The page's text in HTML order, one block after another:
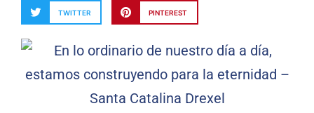
TWITTER PINTEREST